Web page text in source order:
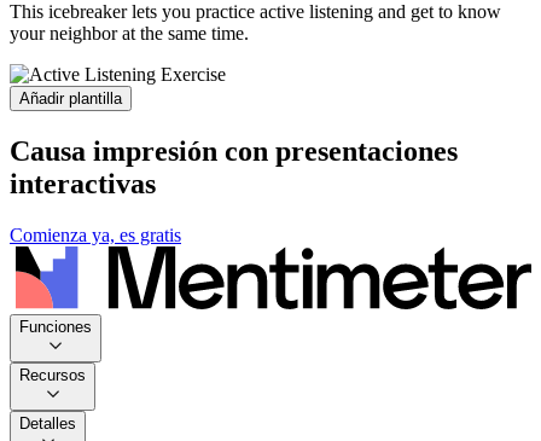
This icebreaker lets you practice active listening and get to know
your neighbor at the same time.
Añadir plantilla
Causa impresión con presentaciones
interactivas
Comienza ya, es gratis
Funciones
Recursos
Detalles